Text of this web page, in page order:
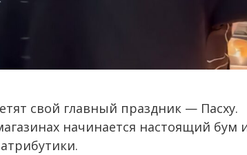
свой главный праздник — Пасху.
начинается настоящий бум